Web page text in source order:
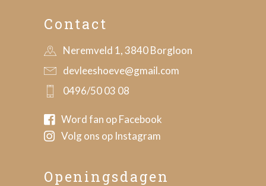
Contact
Neremveld 1, 3840 Borgloon
devleeshoeve@gmail.com
0496/50 03 08
Word fan op Facebook
Volg ons op Instagram
Openingsdagen